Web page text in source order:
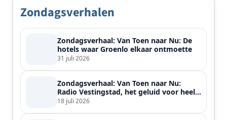
Zondagsverhalen
Zondagsverhaal: Van Toen naar Nu: De
hotels waar Groenlo elkaar ontmoette
31 juli 2026
Zondagsverhaal: Van Toen naar Nu:
Radio Vestingstad, het geluid voor heel
de streek
18 juli 2026